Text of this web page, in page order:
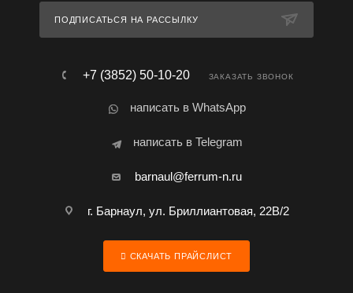
ПОДПИСАТЬСЯ НА РАССЫЛКУ
+7 (3852) 50-10-20 ЗАКАЗАТЬ ЗВОНОК
написать в WhatsApp
написать в Telegram
barnaul@ferrum-n.ru
г. Барнаул, ул. Бриллиантовая, 22В/2
СКАЧАТЬ ПРАЙСЛИСТ